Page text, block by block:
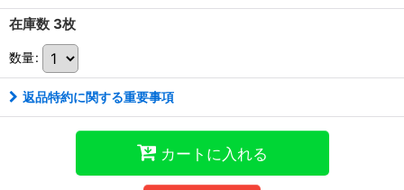
在庫数 3枚
数量:
返品特約に関する重要事項
カートに入れる